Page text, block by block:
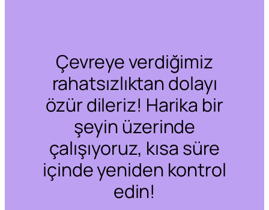
Çevreye verdiğimiz
rahatsızlıktan dolayı
özür dileriz! Harika bir
şeyin üzerinde
çalışıyoruz, kısa süre
içinde yeniden kontrol
edin!